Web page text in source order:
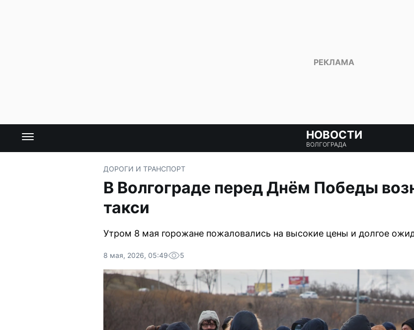
НОВОСТИ
ВОЛГОГРАДА
ДОРОГИ И ТРАНСПОРТ
В Волгограде перед Днём Победы
такси
Утром 8 мая горожане пожаловались на высокие цены и долгое
8 мая, 2026, 05:49 5